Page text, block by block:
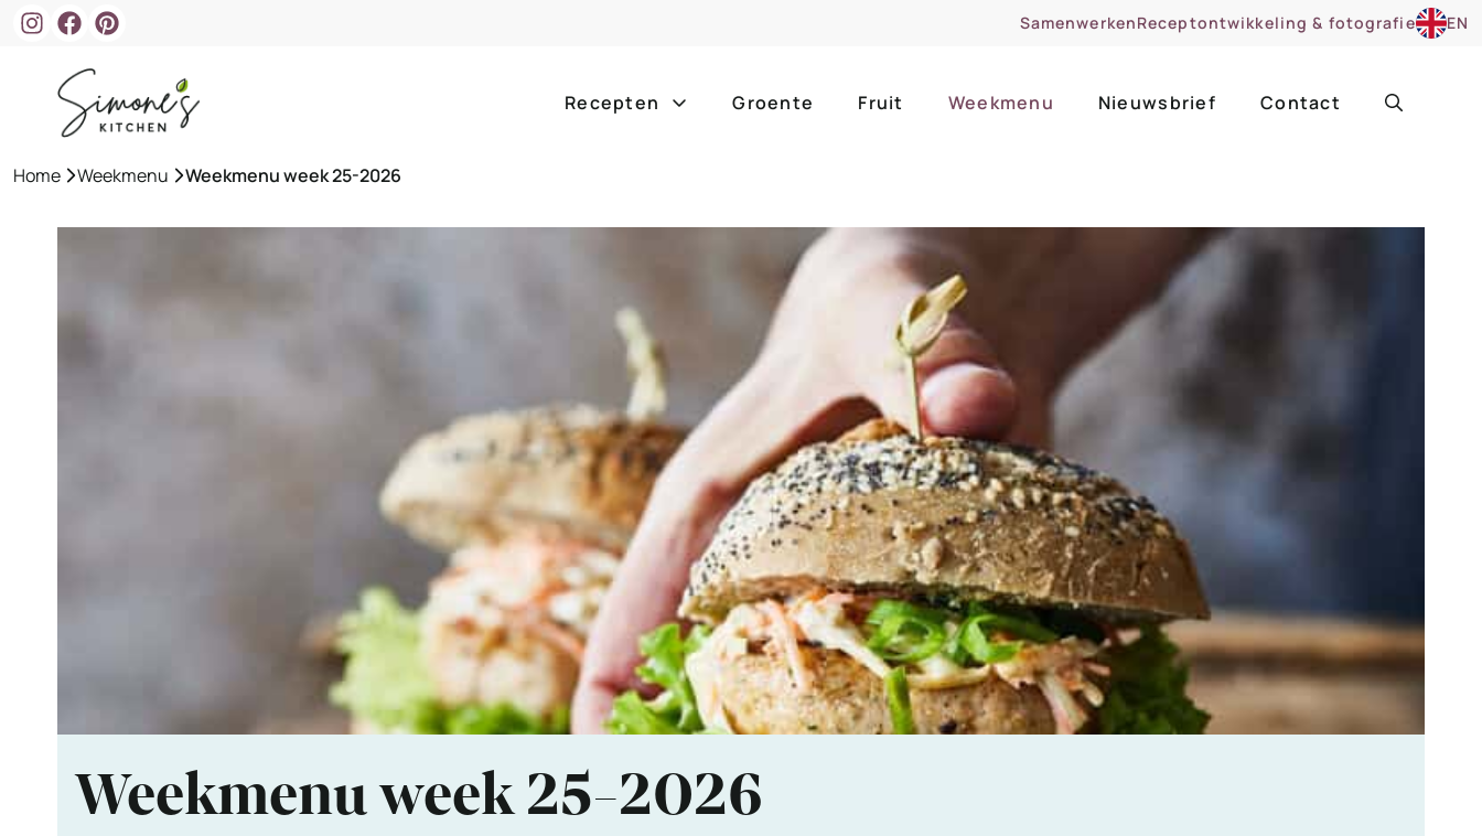
SamenwerkenReceptontwikkeling & fotografie EN
Recepten
bijgerechten
lunch hoofdgerechten
borrelhapjes
voorgerechten drankjes
alle groentes
alle fruitsoorten
zomer
barbecue
eenpansgerecht
slow cooker
Groente Fruit Weekmenu Nieuwsbrief Contact
Home »Weekmenu »Weekmenu week 25-2026
Weekmenu week 25-2026